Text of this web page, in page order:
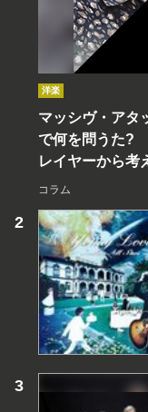
洋楽
マッシヴ・アタ
で何を問うた?
レイヤーから考
コラム